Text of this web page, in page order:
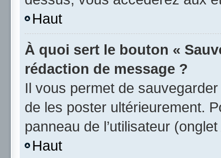
Haut
À quoi sert le bouton «
rédaction de message ?
Il vous permet de
de les poster ultérieurement.
panneau de l’utilisateur (onglet
Haut